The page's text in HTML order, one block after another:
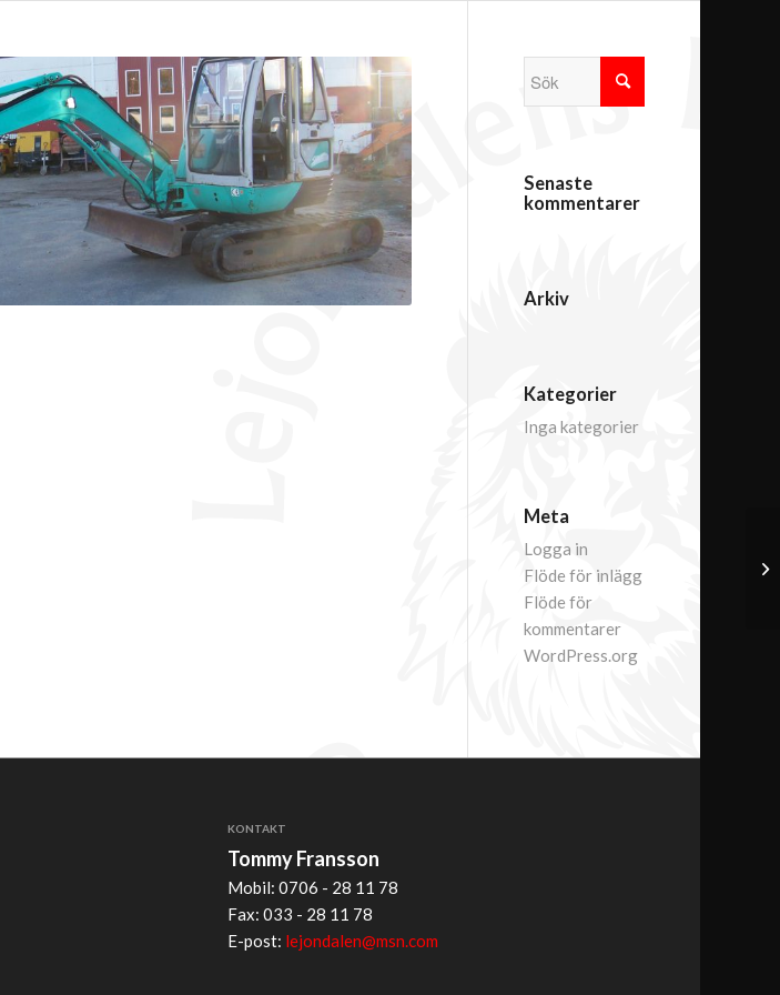
Senaste
kommentarer
Arkiv
Kategorier
Inga kategorier
Meta
Logga in
Flöde för inlägg
Flöde för
kommentarer
WordPress.org
KONTAKT
Tommy Fransson
Mobil: 0706 - 28 11 78
Fax: 033 - 28 11 78
E-post: lejondalen@msn.com